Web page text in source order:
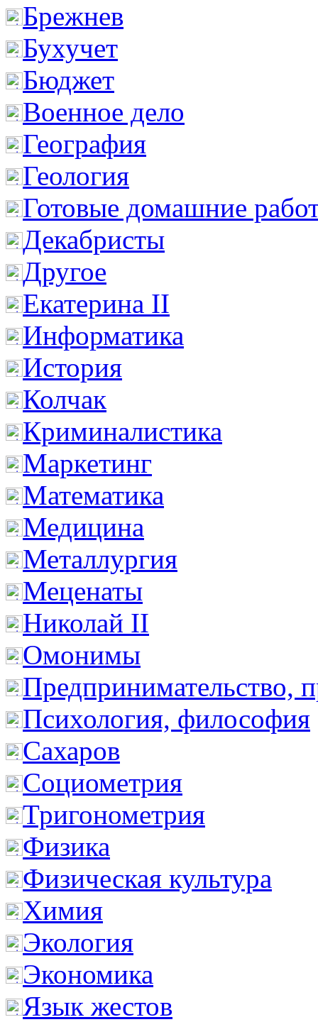
Брежнев
Бухучет
Бюджет
Военное дело
География
Геология
Готовые домашние
Декабристы
Другое
Екатерина II
Информатика
История
Колчак
Криминалистика
Маркетинг
Математика
Медицина
Металлургия
Меценаты
Николай II
Омонимы
Предпринимательство,
Психология, философия
Сахаров
Социометрия
Тригонометрия
Физика
Физическая культура
Химия
Экология
Экономика
Язык жестов